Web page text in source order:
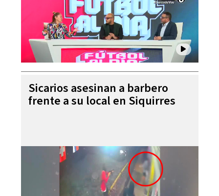
Sicarios asesinan a barbero
frente a su local en Siquirres